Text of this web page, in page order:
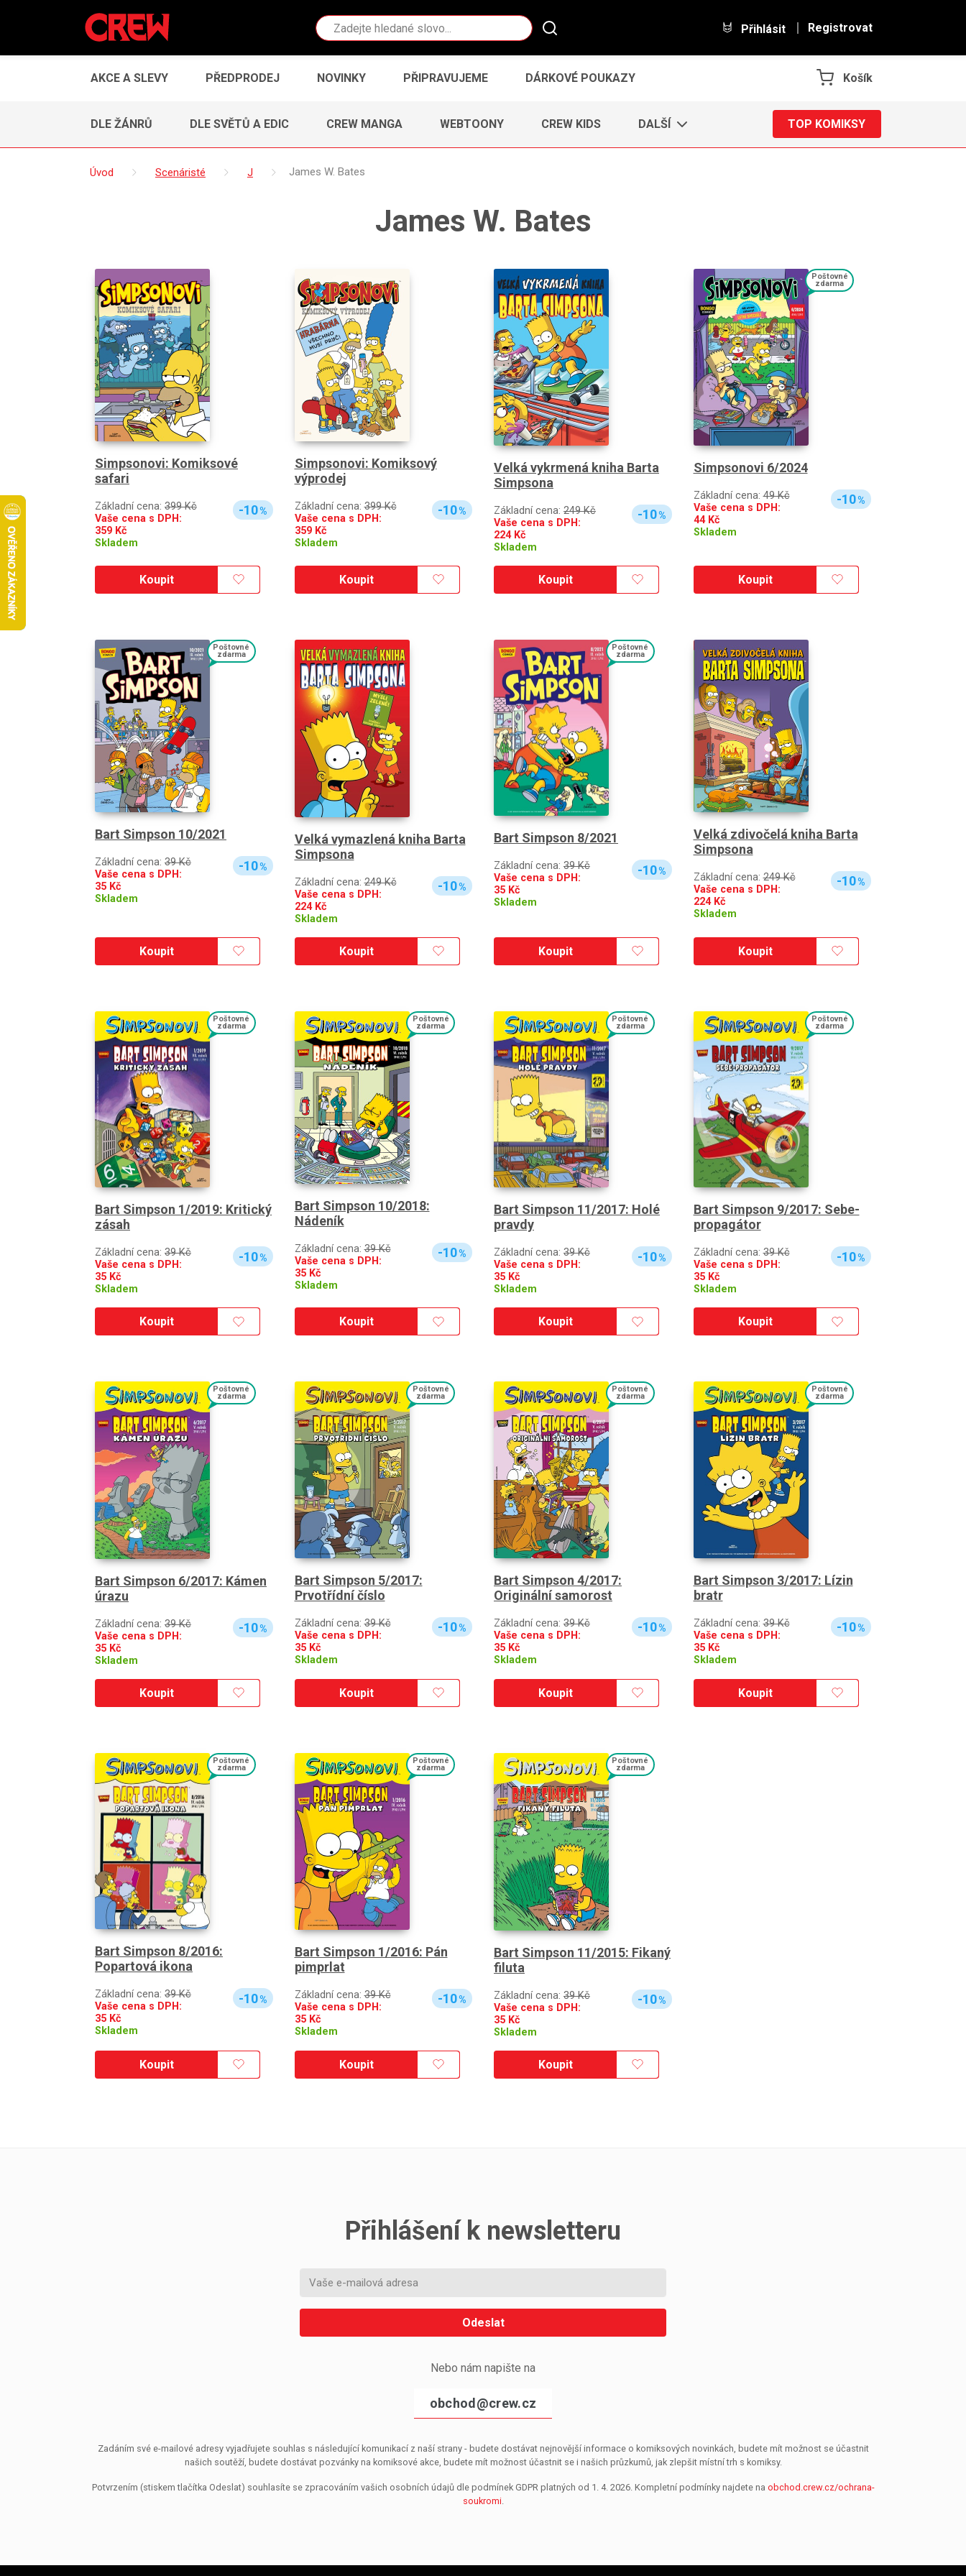
Vyhledávání Přihlásit Registrovat
AKCE A SLEVY PŘEDPRODEJ NOVINKY PŘIPRAVUJEME DÁRKOVÉ POUKAZY Košík
DLE ŽÁNRŮ DLE SVĚTŮ A EDIC CREW MANGA WEBTOONY CREW KIDS DALŠÍ TOP KOMIKSY
Úvod Scenáristé J James W. Bates
James W. Bates
Simpsonovi: Komiksové
safari
Základní cena: 399 Kč
Vaše cena s DPH:
359 Kč
Skladem
-10%
Koupit
Simpsonovi: Komiksový
výprodej
Základní cena:399 Kč
Vaše cena s DPH:
359Kč
Skladem
-10%
Koupit
Velká vykrmená kniha Barta
Simpsona
Základní cena: 249 Kč
Vaše cena s DPH:
224Kč
Skladem
-10%
Koupit
Poštovné
zdarma
Simpsonovi 6/2024
Základní cena:49 Kč
Vaše cena s DPH:
44Kč
Skladem
-10%
Koupit
Poštovné
zdarma
Bart Simpson 10/2021
Základní cena: 39 Kč
Vaše cena s DPH:
35 Kč
Skladem
-10%
Koupit
Velká vymazlená kniha Barta
Simpsona
Základní cena:249 Kč
Vaše cena s DPH:
224Kč
Skladem
-10%
Koupit
Poštovné
zdarma
Bart Simpson 8/2021
Základní cena: 39 Kč
Vaše cena s DPH:
35 Kč
Skladem
-10%
Koupit
Velká zdivočelá kniha Barta
Simpsona
Základní cena:249 Kč
Vaše cena s DPH:
224Kč
Skladem
-10%
Koupit
Poštovné
zdarma
Bart Simpson 1/2019: Kritický
zásah
Základní cena: 39 Kč
Vaše cena s DPH:
35 Kč
Skladem
-10%
Koupit
Poštovné
zdarma
Bart Simpson 10/2018:
Nádeník
Základní cena:39 Kč
Vaše cena s DPH:
35Kč
Skladem
-10%
Koupit
Poštovné
zdarma
Bart Simpson 11/2017: Holé
pravdy
Základní cena: 39 Kč
Vaše cena s DPH:
35 Kč
Skladem
-10%
Koupit
Poštovné
zdarma
Bart Simpson 9/2017: Sebe-
propagátor
Základní cena:39 Kč
Vaše cena s DPH:
35Kč
Skladem
-10%
Koupit
Poštovné
zdarma
Bart Simpson 6/2017: Kámen
úrazu
Základní cena: 39 Kč
Vaše cena s DPH:
35 Kč
Skladem
-10%
Koupit
Poštovné
zdarma
Bart Simpson 5/2017:
Prvotřídní číslo
Základní cena:39 Kč
Vaše cena s DPH:
35Kč
Skladem
-10%
Koupit
Poštovné
zdarma
Bart Simpson 4/2017:
Originální samorost
Základní cena: 39 Kč
Vaše cena s DPH:
35 Kč
Skladem
-10%
Koupit
Poštovné
zdarma
Bart Simpson 3/2017: Lízin
bratr
Základní cena:39 Kč
Vaše cena s DPH:
35Kč
Skladem
-10%
Koupit
Poštovné
zdarma
Bart Simpson 8/2016:
Popartová ikona
Základní cena: 39 Kč
Vaše cena s DPH:
35 Kč
Skladem
-10%
Koupit
Poštovné
zdarma
Bart Simpson 1/2016: Pán
pimprlat
Základní cena:39 Kč
Vaše cena s DPH:
35Kč
Skladem
-10%
Koupit
Poštovné
zdarma
Bart Simpson 11/2015: Fikaný
filuta
Základní cena: 39 Kč
Vaše cena s DPH:
35 Kč
Skladem
-10%
Koupit
Přihlášení k newsletteru
Odeslat
Nebo nám napište na
obchod@crew.cz
Zadáním své e-mailové adresy vyjadřujete souhlas s následující komunikací z naší strany - budete dostávat nejnovější informace o komiksových novinkách, budete mít možnost se účastnit
našich soutěží, budete dostávat pozvánky na komiksové akce, budete mít možnost účastnit se i našich průzkumů, jak zlepšit místní trh s komiksy.
Potvrzením (stiskem tlačítka Odeslat) souhlasíte se zpracováním vašich osobních údajů dle podmínek GDPR platných od 1. 4. 2026. Kompletní podmínky najdete na obchod.crew.cz/ochrana-
soukromi.